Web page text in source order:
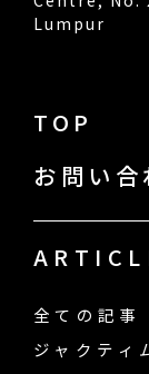
Lumpur
TOP
お問い合
全ての記事
ジャクティ